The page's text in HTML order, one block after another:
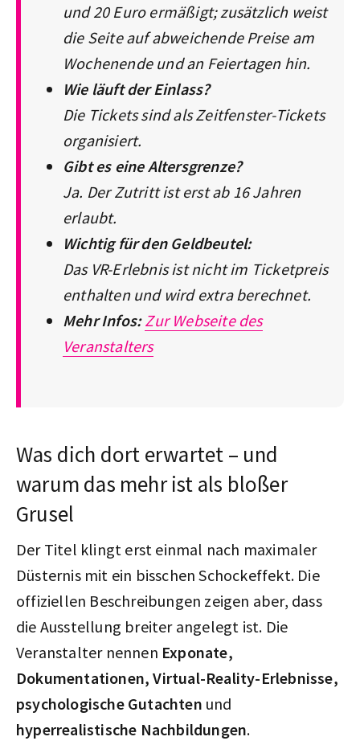
und 20 Euro ermäßigt; zusätzlich weist
die Seite auf abweichende Preise am
Wochenende und an Feiertagen hin.
Wie läuft der Einlass?
Die Tickets sind als Zeitfenster-Tickets
organisiert.
Gibt es eine Altersgrenze?
Ja. Der Zutritt ist erst ab 16 Jahren
erlaubt.
Wichtig für den Geldbeutel:
Das VR-Erlebnis ist nicht im Ticketpreis
enthalten und wird extra berechnet.
Mehr Infos:Zur Webseite des
Veranstalters
Was dich dort erwartet – und
warum das mehr ist als bloßer
Grusel
Der Titel klingt erst einmal nach maximaler
Düsternis mit ein bisschen Schockeffekt. Die
offiziellen Beschreibungen zeigen aber, dass
die Ausstellung breiter angelegt ist. Die
Veranstalter nennen Exponate,
Dokumentationen, Virtual-Reality-Erlebnisse,
psychologische Gutachten und
hyperrealistische Nachbildungen.